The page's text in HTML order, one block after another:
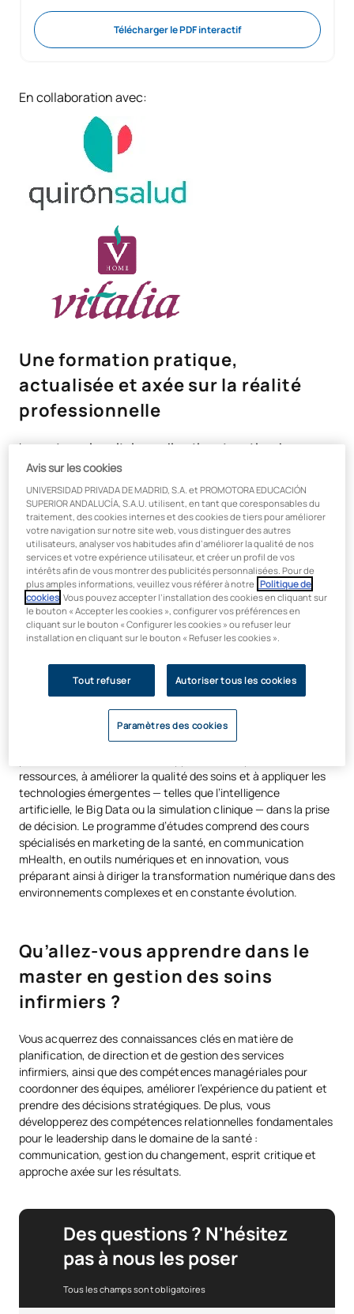
Télécharger le PDF interactif
En collaboration avec:
Une formation pratique,
actualisée et axée sur la réalité
professionnelle
Lemaster universitaire en direction et gestion des
services infirmiers vous
établissements de santé, grâce à une formation fondée sur
des méthodologies agiles, des contenus actualisés et une
approche pratique axée sur les défis concrets du milieu des
soins. Vous développerez un projet de recherche appliqué à la
gestion des soins de santé et acquerrez une vision globale,
avec des compétences directement adaptées aux exigences
du secteur.
transformation numérique dans le
domaine de la santé
Spécialisez-vous en gestion des soins de santé et menez des
ressources, à améliorer la qualité des soins et à appliquer les
technologies émergentes — telles que l’intelligence
artificielle, le Big Data ou la simulation clinique — dans la prise
de décision. Le programme d’études comprend des cours
spécialisés en marketing de la santé, en communication
mHealth, en outils numériques et en innovation, vous
préparant ainsi à diriger la transformation numérique dans des
environnements complexes et en constante évolution.
Qu’allez-vous apprendre dans le
master en gestion des soins
infirmiers ?
Vous acquerrez des connaissances clés en matière de
planification, de direction et de gestion des services
infirmiers, ainsi que des compétences managériales pour
coordonner des équipes, améliorer l’expérience du patient et
prendre des décisions stratégiques. De plus, vous
développerez des compétences relationnelles fondamentales
pour le leadership dans le domaine de la santé :
communication, gestion du changement, esprit critique et
approche axée sur les résultats.
Des questions ? N'hésitez
pas à nous les poser
Tous les champs sont obligatoires
Avis sur les cookies
UNIVERSIDAD PRIVADA DE MADRID, S.A. et PROMOTORA EDUCACIÓN
SUPERIOR ANDALUCÍA, S.A.U. utilisent, en tant que coresponsables du
traitement, des cookies internes et des cookies de tiers pour améliorer
votre navigation sur notre site web, vous distinguer des autres
utilisateurs, analyser vos habitudes afin d’améliorer la qualité de nos
services et votre expérience utilisateur, et créer un profil de vos
intérêts afin de vous montrer des publicités personnalisées. Pour de
plus amples informations, veuillez vous référer à notre Politique de
cookies . Vous pouvez accepter l’installation des cookies en cliquant sur
le bouton « Accepter les cookies », configurer vos préférences en
cliquant sur le bouton « Configurer les cookies » ou refuser leur
installation en cliquant sur le bouton « Refuser les cookies ».
Tout refuser Autoriser tous les cookies
Paramètres des cookies